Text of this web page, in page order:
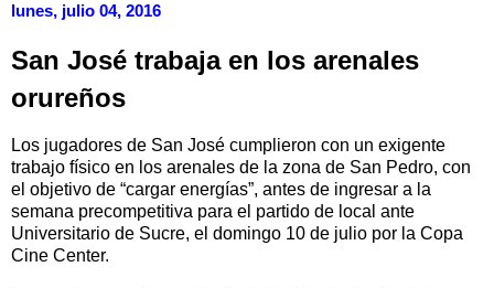
lunes, julio 04, 2016
San José trabaja en los arenales
orureños
Los jugadores de San José cumplieron con un exigente
trabajo físico en los arenales de la zona de San Pedro, con
el objetivo de “cargar energías”, antes de ingresar a la
semana precompetitiva para el partido de local ante
Universitario de Sucre, el domingo 10 de julio por la Copa
Cine Center.